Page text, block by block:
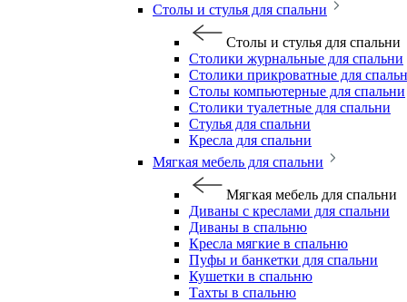
Столы и стулья для спальни
Столы и стулья для спальни
Столики журнальные для спальни
Столики прикроватные для
Столы компьютерные для спальни
Столики туалетные для спальни
Стулья для спальни
Кресла для спальни
Мягкая мебель для спальни
Мягкая мебель для спальни
Диваны с креслами для спальни
Диваны в спальню
Кресла мягкие в спальню
Пуфы и банкетки для спальни
Кушетки в спальню
Тахты в спальню